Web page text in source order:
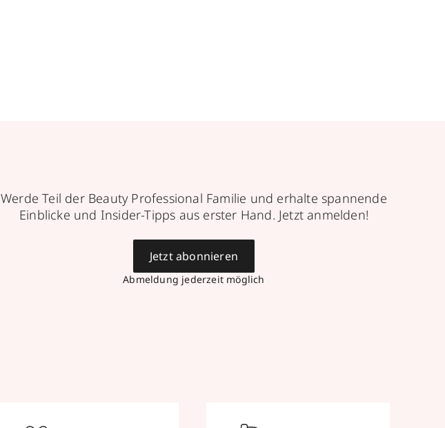
Werde Teil der Beauty Professional Familie und erhalte spannende
Einblicke und Insider-Tipps aus erster Hand. Jetzt anmelden!
Abmeldung jederzeit möglich
Jetzt abonnieren